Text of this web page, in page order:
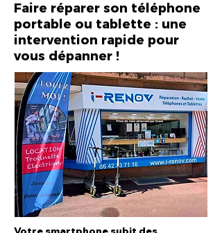
Faire réparer son téléphone
portable ou tablette : une
intervention rapide pour
vous dépanner !